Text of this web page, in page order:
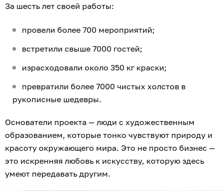
За шесть лет своей работы:
провели более 700 мероприятий;
встретили свыше 7000 гостей;
израсходовали около 350 кг краски;
превратили более 7000 чистых холстов в
рукописные шедевры.
Основатели проекта — люди с художественным
образованием, которые тонко чувствуют природу и
красоту окружающего мира. Это не просто бизнес —
это искренняя любовь к искусству, которую здесь
умеют передавать другим.